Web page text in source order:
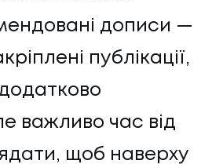
дописи —
публікації,
важливо час від
щоб наверху